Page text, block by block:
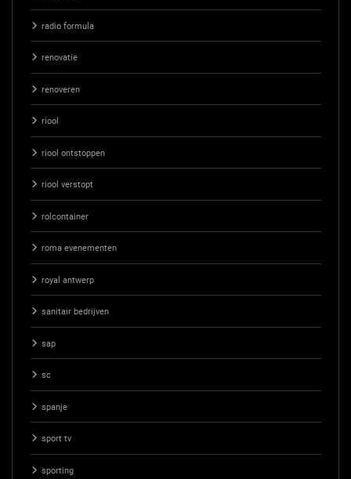
radio formula
renovatie
renoveren
riool
riool ontstoppen
riool verstopt
rolcontainer
roma evenementen
royal antwerp
sanitair bedrijven
sap
sc
spanje
sport tv
sporting